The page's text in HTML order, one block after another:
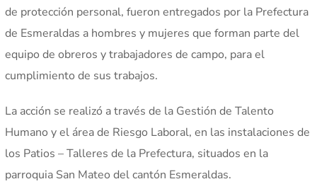
de protección personal, fueron entregados por la Prefectura
de Esmeraldas a hombres y mujeres que forman parte del
equipo de obreros y trabajadores de campo, para el
cumplimiento de sus trabajos.
La acción se realizó a través de la Gestión de Talento
Humano y el área de Riesgo Laboral, en las instalaciones de
los Patios – Talleres de la Prefectura, situados en la
parroquia San Mateo del cantón Esmeraldas.